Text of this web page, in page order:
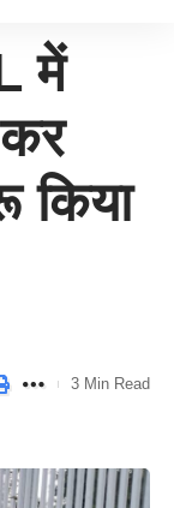
में
कर
किया
3 Min Read